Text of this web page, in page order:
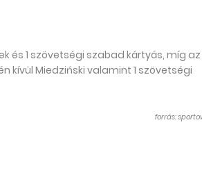
és 1 szövetségi szabad kártyás, míg
kívül Miedziński valamint 1 szövetségi
forrás: